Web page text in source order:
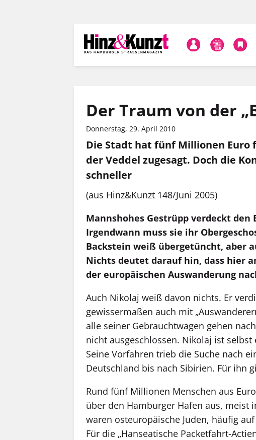
Der Traum von der
Donnerstag, 29. April 2010
Die Stadt hat fünf Millionen
der Veddel zugesagt. Doch die
schneller
(aus Hinz&Kunzt 148/Juni 2005)
Mannshohes Gestrüpp verdeckt
Irgendwann muss sie ihr
Backstein weiß übergetüncht, aber
Nichts deutet darauf hin, dass hier
der europäischen Auswanderung
Auch Nikolaj weiß davon nichts. Er
gewissermaßen auch mit
alle seiner Gebrauchtwagen gehen
nicht ausgeschlossen. Nikolaj ist
Seine Vorfahren trieb die Suche nach
Deutschland bis nach Sibirien. Für ihn
Rund fünf Millionen Menschen aus
über den Hamburger Hafen aus, meist
waren osteuropäische Juden, häufig
Für die „Hanseatische Packetfahrt-